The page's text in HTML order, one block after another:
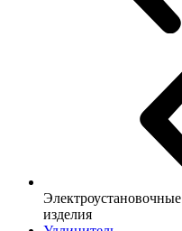
Электроустановочные
изделия